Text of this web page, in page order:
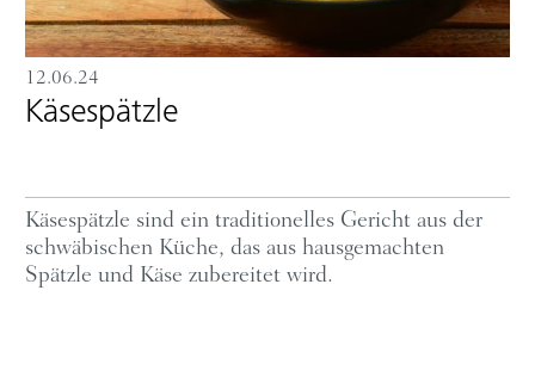
12.06.24
Käsespätzle
Käsespätzle sind ein traditionelles Gericht aus der
schwäbischen Küche, das aus hausgemachten
Spätzle und Käse zubereitet wird.